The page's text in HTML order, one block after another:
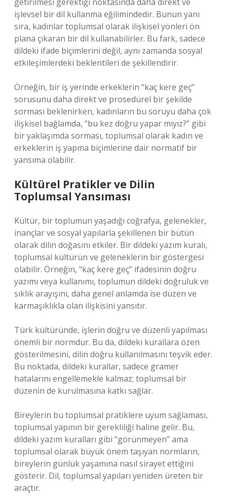
işlevsel bir dil kullanma eğilimindedir. Bunun yanı
sıra, kadınlar toplumsal olarak ilişkisel yönleri ön
plana çıkaran bir dil kullanabilirler. Bu fark, sadece
dildeki ifade biçimlerini değil, aynı zamanda sosyal
etkileşimlerdeki beklentileri de şekillendirir.
Örneğin, bir iş yerinde erkeklerin “kaç kere geç”
sorusunu daha direkt ve prosedürel bir şekilde
sorması beklenirken, kadınların bu soruyu daha çok
ilişkisel bağlamda, “bu kez doğru yapar mıyız?” gibi
bir yaklaşımda sorması, toplumsal olarak kadın ve
erkeklerin iş yapma biçimlerine dair normatif bir
yansıma olabilir.
Kültürel Pratikler ve Dilin
Toplumsal Yansıması
Kültür, bir toplumun yaşadığı coğrafya, gelenekler,
inançlar ve sosyal yapılarla şekillenen bir bütün
olarak dilin doğasını etkiler. Bir dildeki yazım kuralı,
toplumsal kültürün ve geleneklerin bir göstergesi
olabilir. Örneğin, “kaç kere geç” ifadesinin doğru
yazımı veya kullanımı, toplumun dildeki doğruluk ve
sıklık arayışını, daha genel anlamda ise düzen ve
karmaşıklıkla olan ilişkisini yansıtır.
Türk kültüründe, işlerin doğru ve düzenli yapılması
önemli bir normdur. Bu da, dildeki kurallara özen
gösterilmesini, dilin doğru kullanılmasını teşvik eder.
Bu noktada, dildeki kurallar, sadece gramer
hatalarını engellemekle kalmaz; toplumsal bir
düzenin de kurulmasına katkı sağlar.
Bireylerin bu toplumsal pratiklere uyum sağlaması,
toplumsal yapının bir gerekliliği haline gelir. Bu,
dildeki yazım kuralları gibi “görünmeyen” ama
toplumsal olarak büyük önem taşıyan normların,
bireylerin günlük yaşamına nasıl sirayet ettiğini
gösterir. Dil, toplumsal yapıları yeniden üreten bir
araçtır.